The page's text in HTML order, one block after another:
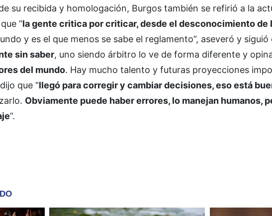
su recibida y homologación, Burgos también se refirió a la
“la gente critica por criticar, desde el desconocimiento de
y es el que menos se sabe el reglamento”, aseveró y siguió
sin saber, uno siendo árbitro lo ve de forma diferente y
del mundo. Hay mucho talento y futuras proyecciones
que “llegó para corregir y cambiar decisiones, eso está
Obviamente puede haber errores, lo manejan humanos,
”.